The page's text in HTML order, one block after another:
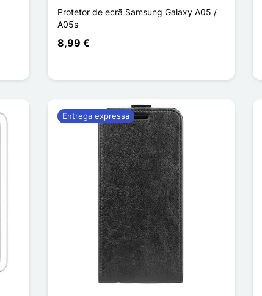
Protetor de ecrã Samsung Galaxy A05 /
A05s
8,99 €
Entrega expressa